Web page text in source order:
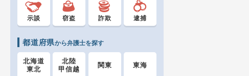
示談 窃盗 詐欺 逮捕
都道府県から弁護士を探す
北海道
東北
北陸
甲信越
関東 東海